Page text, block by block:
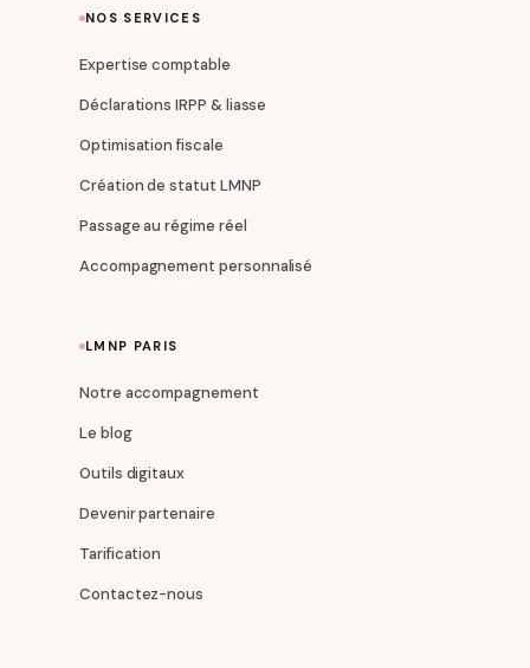
NOS SERVICES
Expertise comptable
Déclarations IRPP & liasse
Optimisation fiscale
Création de statut LMNP
Passage au régime réel
Accompagnement personnalisé
LMNP PARIS
Notre accompagnement
Le blog
Outils digitaux
Devenir partenaire
Tarification
Contactez-nous